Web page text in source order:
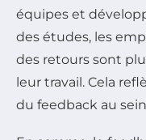
équipes et
des études, les
des retours sont
leur travail. Cela
du feedback au